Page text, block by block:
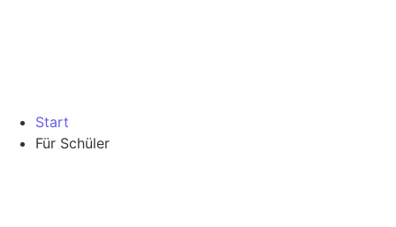
Start
Für Schüler